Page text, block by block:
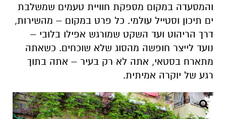
והמסעדה במקום מספקת חוויית טעמים שמשלבת
ים תיכון וסטייל עולמי. כל פרט במקום – מהשירות,
דרך הריהוט ועד השקט שמורגש אפילו בלובי –
נועד לייצר חופשה מהסוג שלא שוכחים. כשאתה
מתארח בסטאי, אתה לא רק בעיר – אתה בתוך
רגע של יוקרה אמיתית.